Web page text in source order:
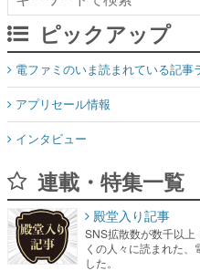
ピックアップ
電ファミのいま読まれている記事
アプリセール情報
インタビュー
連載・特集一覧
殿堂入り記事
SNS拡散数が数千以上
くの人々に読まれた、
した。